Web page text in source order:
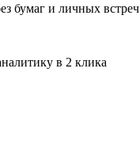
бумаг и личных встреч
в 2 клика